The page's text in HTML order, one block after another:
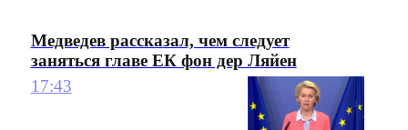
Медведев рассказал, чем следует
заняться главе ЕК фон дер Ляйен
17:43